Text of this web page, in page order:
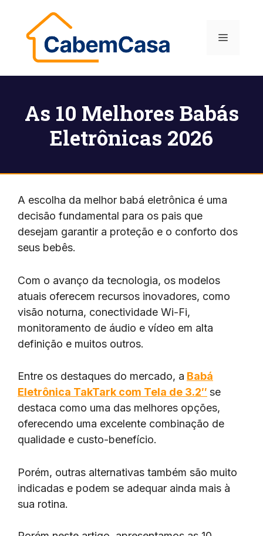
conteúdo
Menu
As 10 Melhores Babás
Eletrônicas 2026
A escolha da melhor babá eletrônica é uma
decisão fundamental para os pais que
desejam garantir a proteção e o conforto dos
seus bebês.
Com o avanço da tecnologia, os modelos
atuais oferecem recursos inovadores, como
visão noturna, conectividade Wi-Fi,
monitoramento de áudio e vídeo em alta
definição e muitos outros.
Entre os destaques do mercado, a Babá
Eletrônica TakTark com Tela de 3.2″ se
destaca como uma das melhores opções,
oferecendo uma excelente combinação de
qualidade e custo-benefício.
Porém, outras alternativas também são muito
indicadas e podem se adequar ainda mais à
sua rotina.